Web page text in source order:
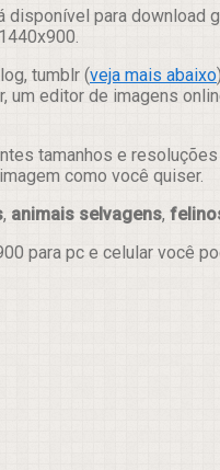
disponível para download
tumblr (veja mais abaixo
um editor de imagens
tamanhos e
como você quiser.
, animais selvagens,
para pc e celular você